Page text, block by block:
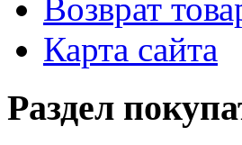
Возврат
Карта сайта
Раздел